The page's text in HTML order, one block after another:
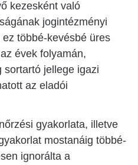
kezesként való
jogintézményi
többé-kevésbé üres
évek folyamán,
sortartó jellege igazi
az eladói
gyakorlata, illetve
mostanáig többé-
ignorálta a